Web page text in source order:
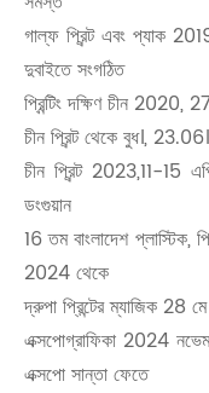
গাল্ফ প্রিন্ট এবং প্যাক
দুবাইতে সংগঠিত
প্রিন্টিং দক্ষিণ চীন 2020,
চীন প্রিন্ট থেকে বুধ।,
চীন প্রিন্ট 2023,11-15
ডংগুয়ান
16 তম বাংলাদেশ প্লাস্টিক,
2024 থেকে
দ্রুপা প্রিন্টের ম্যাজিক 28
এক্সপোগ্রাফিকা 2024
এক্সপো সান্তা ফেতে